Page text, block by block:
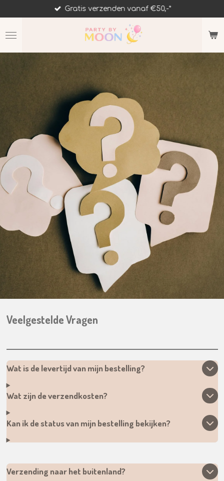
direct
naar
de
hoofdinhoud
Gratis verzenden vanaf €50,-*
Veelgestelde Vragen
Wat is de levertijd van mijn bestelling?
Wat zijn de verzendkosten?
Kan ik de status van mijn bestelling bekijken?
Verzending naar het buitenland?